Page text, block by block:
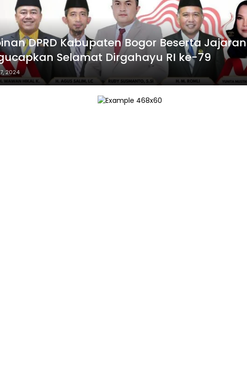
DPRD Kabupaten Bogor Beserta Jajaran
Selamat Dirgahayu RI ke-79
2024